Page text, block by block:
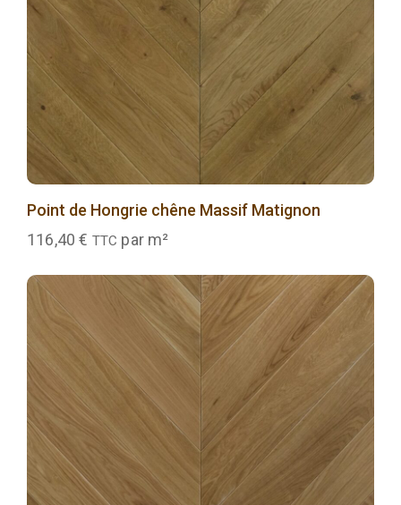
Point de Hongrie chêne Massif Matignon
116,40€ TTC par m²